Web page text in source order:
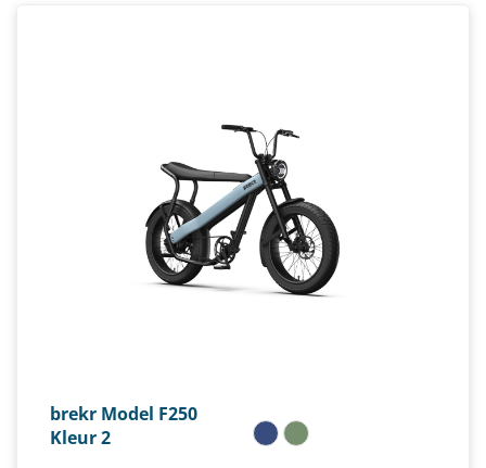
brekr Model F250
Kleur 2